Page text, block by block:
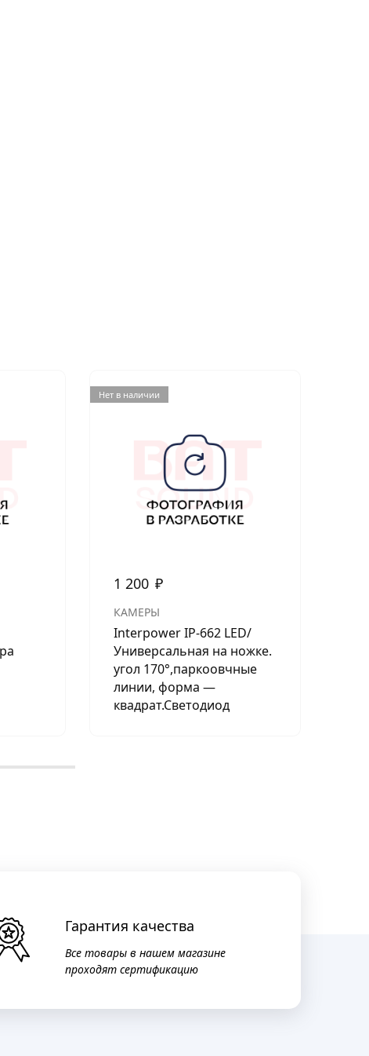
Нет в наличии
1 200 ₽
КАМЕРЫ
Interpower IP-662 LED/
Универсальная на ножке.
угол 170°,паркоовчные
линии, форма —
квадрат.Светодиод
Гарантия качества
Все товары в нашем магазине
проходят сертификацию